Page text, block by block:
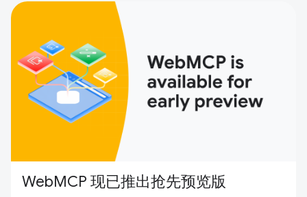
WebMCP 现已推出抢先预览版